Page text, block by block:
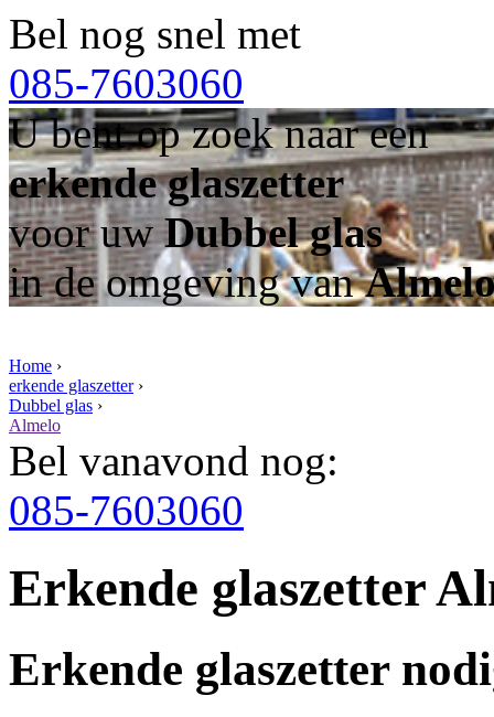
Bel nog snel met
085-7603060
U bent op zoek naar een
erkende glaszetter
voor uwDubbel glas
in de omgeving van
Home ›
erkende glaszetter›
Dubbel glas ›
Almelo
Bel vanavond nog:
085-7603060
Erkende glaszetter
Erkende glaszetter